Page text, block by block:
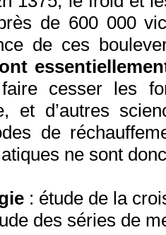
de 600 000
de ces
faire cesser les
et d’autres
de
ne sont
: étude de la
des séries de